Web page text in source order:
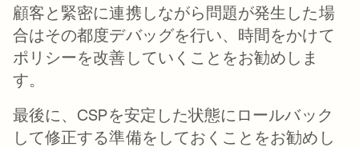
顧客と緊密に連携しながら問題が発生した場
合はその都度デバッグを行い、時間をかけて
ポリシーを改善していくことをお勧めしま
す。
最後に、CSPを安定した状態にロールバック
して修正する準備をしておくことをお勧めし